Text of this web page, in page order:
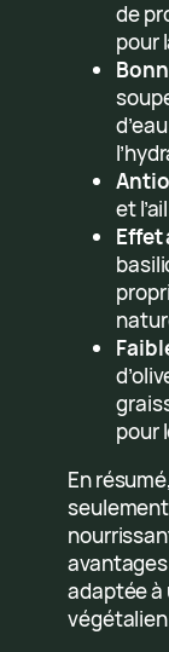
de
pour
et
pour
En
adaptée à